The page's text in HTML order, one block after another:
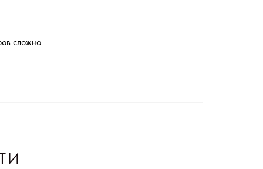
сложно